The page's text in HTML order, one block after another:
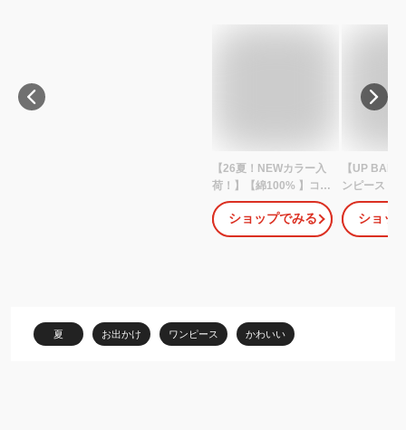
【26夏！NEWカラー入
荷！】【綿100% 】コッ
トン キッズ ワンピース
子供 子供服 女の子 ボタ
ニカルプリント ワンピ
ブルー[チュニック 重ね
着 子ども服 半袖 夏 夏服
ショップでみる
【UP
ンピース【
ス・おしゃ
ボタニカル
ショッ
夏 お出かけ ワンピース かわいい